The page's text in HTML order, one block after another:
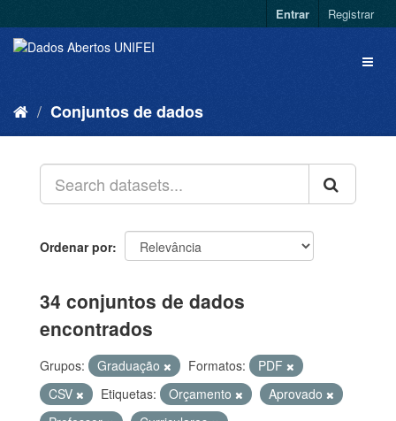
Entrar Registrar
Conjuntos de dados
Ordenar por
34 conjuntos de dados
encontrados
Grupos: Graduação Formatos:
PDF
CSV
Etiquetas: Orçamento
Aprovado